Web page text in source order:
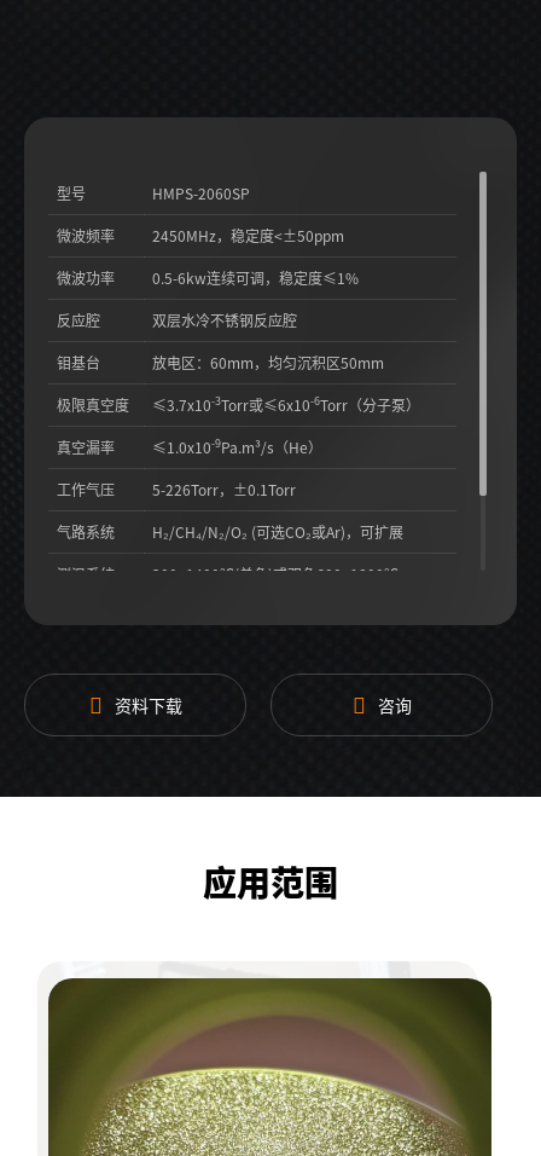
型号 HMPS-2060SP
微波频率 2450MHz，稳定度<±50ppm
微波功率 0.5-6kw连续可调，稳定度≤1%
反应腔 双层水冷不锈钢反应腔
钼基台 放电区：60mm，均匀沉积区50mm
极限真空度 ≤3.7x10-3Torr或≤6x10-6Torr（分子泵）
真空漏率 ≤1.0x10-9Pa.m³/s（He）
工作气压 5-226Torr，±0.1Torr
气路系统 H₂/CH₄/N₂/O₂ (可选CO₂或Ar)，可扩展
测温系统 300~1400℃(单色)或双色600~1800℃
资料下载 咨询
应用范围